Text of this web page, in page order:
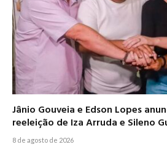
Jânio Gouveia e Edson Lopes
reeleição de Iza Arruda e Sileno
8 de agosto de 2026